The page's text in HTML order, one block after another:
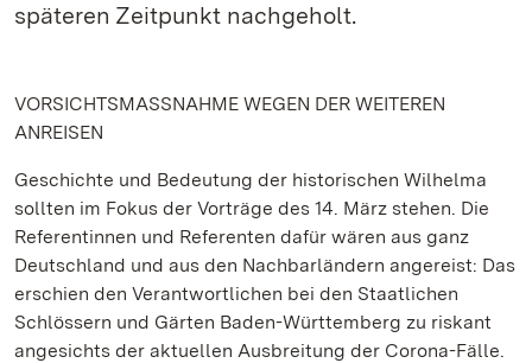
späteren Zeitpunkt nachgeholt.
VORSICHTSMASSNAHME WEGEN DER WEITEREN
ANREISEN
Geschichte und Bedeutung der historischen Wilhelma
sollten im Fokus der Vorträge des 14. März stehen. Die
Referentinnen und Referenten dafür wären aus ganz
Deutschland und aus den Nachbarländern angereist: Das
erschien den Verantwortlichen bei den Staatlichen
Schlössern und Gärten Baden-Württemberg zu riskant
angesichts der aktuellen Ausbreitung der Corona-Fälle.